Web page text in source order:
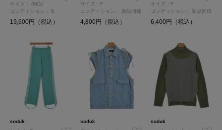
サイズ：-(M位)
コンディション： B
19,600円（税込）
サイズ：F
コンディション：
新品同様
4,800円（税込）
サイズ：F
コンディション：
新品同様
6,400円（税込）
soduk
soduk
soduk